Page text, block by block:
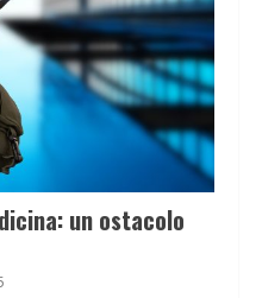
un ostacolo